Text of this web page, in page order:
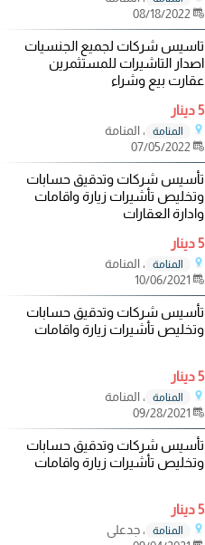
تاسيس شركات لجميع الجنسيات
اصدار التاشيرات للمستثمرين
عقارت بيع وشراء
5 دينار
المنامة
، المنامة
تأسيس شركات وتدقيق حسابات
وتخليص تأشيرات زيارة واقامات
وادارة العقارات
5 دينار
المنامة
، المنامة
تأسيس شركات وتدقيق حسابات
وتخليص تأشيرات زيارة واقامات
5 دينار
المنامة
، المنامة
تأسيس شركات وتدقيق حسابات
وتخليص تأشيرات زيارة واقامات
5 دينار
المنامة
، جدعلي